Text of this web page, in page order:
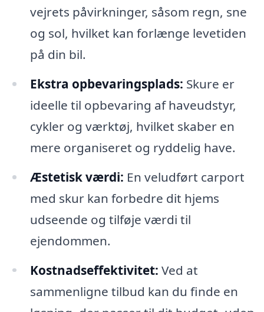
vejrets påvirkninger, såsom regn, sne
og sol, hvilket kan forlænge levetiden
på din bil.
Ekstra opbevaringsplads: Skure er
ideelle til opbevaring af haveudstyr,
cykler og værktøj, hvilket skaber en
mere organiseret og ryddelig have.
Æstetisk værdi: En veludført carport
med skur kan forbedre dit hjems
udseende og tilføje værdi til
ejendommen.
Kostnadseffektivitet: Ved at
sammenligne tilbud kan du finde en